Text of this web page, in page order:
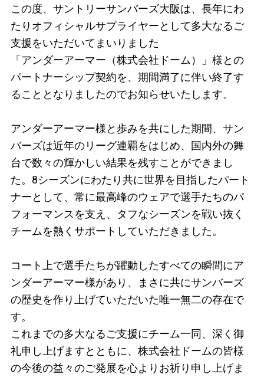
この度、サントリーサンバーズ大阪は、長年にわ
たりオフィシャルサプライヤーとして多大なるご
支援をいただいてまいりました
「アンダーアーマー（株式会社ドーム）」様との
パートナーシップ契約を、期間満了に伴い終了す
ることとなりましたのでお知らせいたします。
アンダーアーマー様と歩みを共にした期間、サン
バーズは近年のリーグ連覇をはじめ、国内外の舞
台で数々の輝かしい結果を残すことができまし
た。8シーズンにわたり共に世界を目指したパート
ナーとして、常に最高峰のウェアで選手たちのパ
フォーマンスを支え、タフなシーズンを戦い抜く
チームを熱くサポートしていただきました。
コート上で選手たちが躍動したすべての瞬間にア
ンダーアーマー様があり、まさに共にサンバーズ
の歴史を作り上げていただいた唯一無二の存在で
す。
これまでの多大なるご支援にチーム一同、深く御
礼申し上げますとともに、株式会社ドームの皆様
の今後の益々のご発展を心よりお祈り申し上げま